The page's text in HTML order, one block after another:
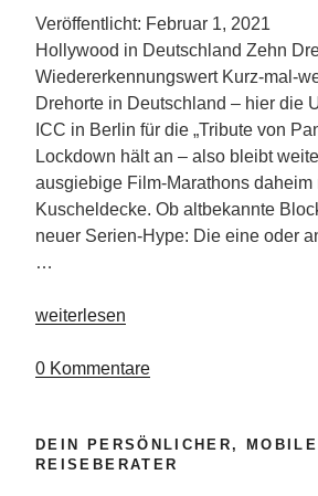
Veröffentlicht: Februar 1, 2021
Hollywood in Deutschland Zehn
Wiedererkennungswert Kurz-mal-
Drehorte in Deutschland – hier die
ICC in Berlin für die „Tribute von
Lockdown hält an – also bleibt
ausgiebige Film-Marathons daheim
Kuscheldecke. Ob altbekannte
neuer Serien-Hype: Die eine oder
…
„Drehorte
Wiedererkennungswert“
weiterlesen
0 Kommentare
DEIN PERSÖNLICHER,
REISEBERATER